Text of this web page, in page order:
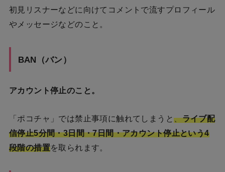
初見リスナーなどに向けてコメントで流すプロフィール
やメッセージなどのこと。
BAN（バン）
アカウント停止のこと。
「ポコチャ」では禁止事項に触れてしまうと、ライブ配
信停止5分間・3日間・7日間・アカウント停止という4
段階の措置を取られます。